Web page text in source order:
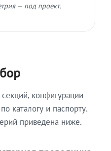
— под проект.
конфигурации
каталогу и паспорту.
приведена ниже.